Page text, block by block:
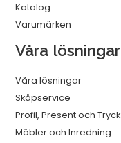
Katalog
Varumärken
Våra lösningar
Våra lösningar
Skåpservice
Profil, Present och Tryck
Möbler och Inredning